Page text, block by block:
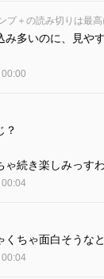
プ＋の読み切りは最
み多いのに、見や
？
ゃ続き楽しみっす
くちゃ面白そうな